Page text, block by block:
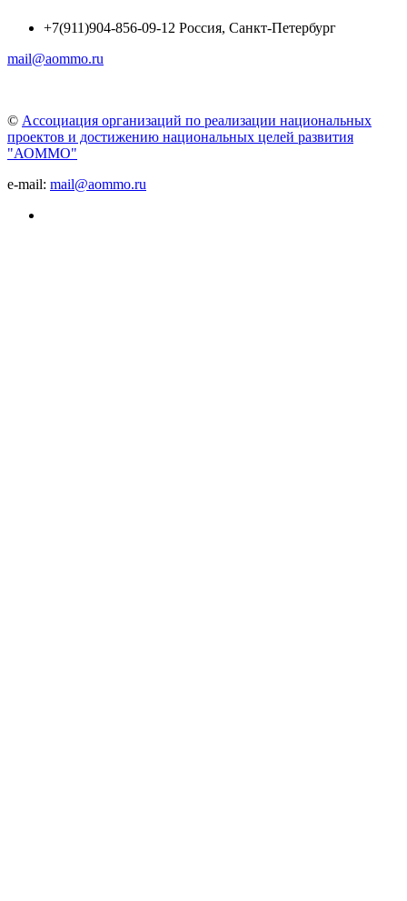
+7(911)904-856-09-12 Россия, Санкт-Петербург
mail@aommo.ru
© Ассоциация организаций по реализации национальных
проектов и достижению национальных целей развития
"АОММО"
e-mail: mail@aommo.ru